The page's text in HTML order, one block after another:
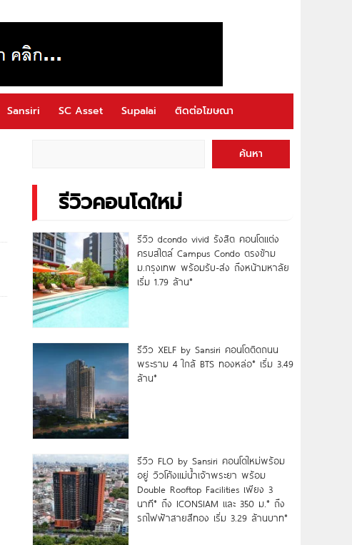
Sansiri SC Asset Supalai ติดต่อโฆษณา
ค้นหา
รีวิวคอนโดใหม่
รีวิว dcondo vivid รังสิต คอนโดแต่ง
ครบสไตล์ Campus Condo ตรงข้าม
ม.กรุงเทพ พร้อมรับ-ส่ง ถึงหน้ามหาลัย
เริ่ม 1.79 ล้าน*
รีวิว XELF by Sansiri คอนโดติดถนน
พระราม 4 ใกล้ BTS ทองหล่อ* เริ่ม 3.49
ล้าน*
รีวิว FLO by Sansiri คอนโดใหม่พร้อม
อยู่ วิวโค้งแม่น้ำเจ้าพระยา พร้อม
Double Rooftop Facilities เพียง 3
นาที* ถึง ICONSIAM และ 350 ม.* ถึง
รถไฟฟ้าสายสีทอง เริ่ม 3.29 ล้านบาท*